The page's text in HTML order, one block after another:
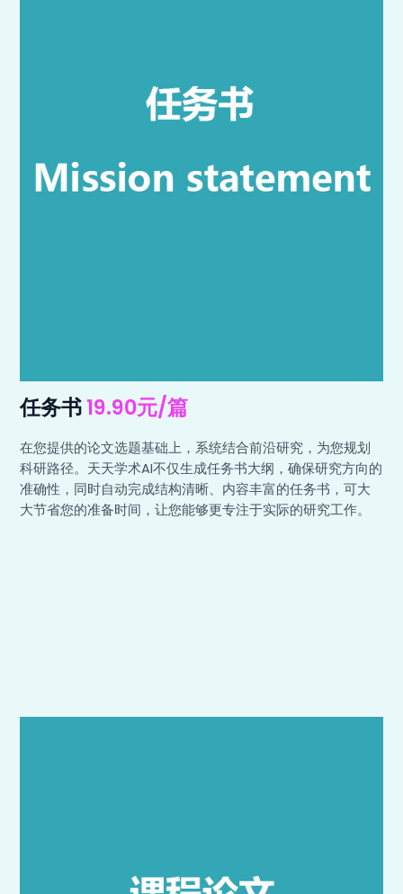
任务书19.90元/篇
在您提供的论文选题基础上，系统结合前沿研究，为您规划
科研路径。天天学术AI不仅生成任务书大纲，确保研究方向的
准确性，同时自动完成结构清晰、内容丰富的任务书，可大
大节省您的准备时间，让您能够更专注于实际的研究工作。